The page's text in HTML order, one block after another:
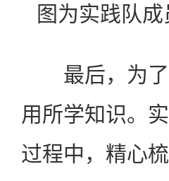
图为实践队
最后，为了
用所学知识。
过程中，精心